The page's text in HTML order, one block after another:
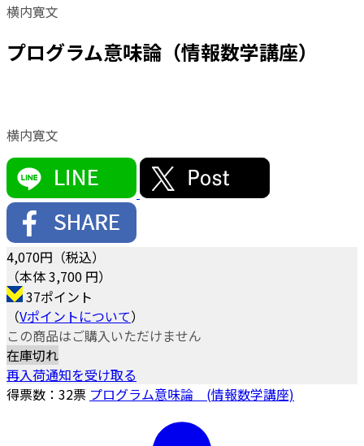
横内寛文
プログラム意味論（情報数学講座）
横内寛文
4,070円（税込）
（本体 3,700 円）
37ポイント
（Vポイントについて）
この商品はご購入いただけません
在庫切れ
再入荷通知を受け取る
得票数： 32票 プログラム意味論 (情報数学講座)